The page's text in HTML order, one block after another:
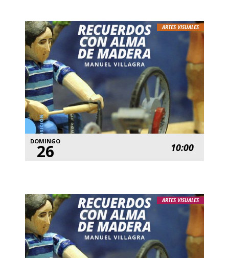
ARTES VISUALES
DOMINGO
26 10:00
ARTES VISUALES